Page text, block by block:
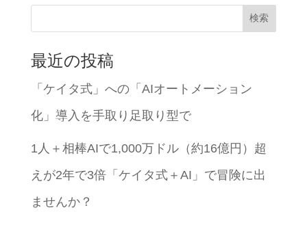
検索
最近の投稿
「ケイタ式」への「AIオートメーション
化」導入を手取り足取り型で
1人＋相棒AIで1,000万ドル（約16億円）超
えが2年で3倍「ケイタ式＋AI」で冒険に出
ませんか？